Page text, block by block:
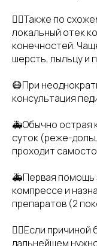
👉🏻Также по
локальный отек
конечностей.
шерсть, пыльцу и
😷При
консультация
🚑Обычно острая
суток (реже-
проходит
🚑Первая помощь
компрессе и
препаратов (2
👉🏻Если
дальнейшем